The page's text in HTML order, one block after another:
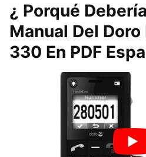
¿ Porqué
Manual Del
330 En PDF